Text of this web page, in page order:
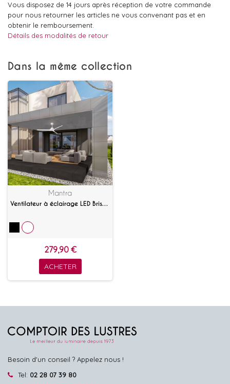
Vous disposez de 14 jours après réception de votre commande
pour nous retourner les articles ne vous convenant pas et en
obtenir le remboursement.
Détails des modalités de retour
Dans la même collection
Mantra
Ventilateur à éclairage LED Brisa IP44
279,90 €
ACHETER
Besoin d'un conseil ? Appelez nous !
Tel: 02 28 07 39 80